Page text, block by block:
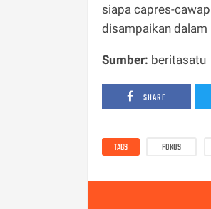
siapa capres-
disampaikan dalam
Sumber: beritasatu
SHARE
TAGS FOKUS